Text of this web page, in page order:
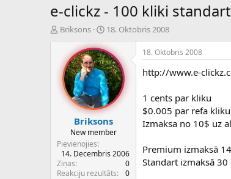
e-clickz - 100 kliki
P
e
d
e
z
s
ā
c
Briksons
S
k
u
m
a
d
a
u
m
s
18. Oktobris 2008
Briksons
New member
Pievienojies
14. Decembris 2006
Ziņas
0
Reakciju rezultāts
0
18. Oktobris 2008
http://www.e-
1 cents par kliku
$0.005 par refa kliku
Izmaksa no 10$ uz
Premium izmaksā
Standart izmaksā 30